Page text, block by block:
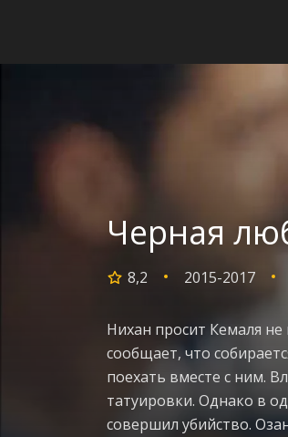
Черная
8,2 2015-2017
Нихан просит Кемаля
сообщает, что
поехать вместе с ним.
татуировки. Однако в
совершил убийство.